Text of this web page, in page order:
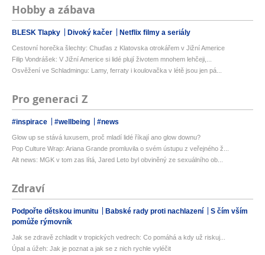
Hobby a zábava
BLESK Tlapky Divoký kačer Netflix filmy a seriály
Cestovní horečka šlechty: Chuďas z Klatovska otrokářem v Jižní Americe
Filip Vondrášek: V Jižní Americe si lidé plují životem mnohem lehčeji,...
Osvěžení ve Schladmingu: Lamy, ferraty i koulovačka v létě jsou jen pá...
Pro generaci Z
#inspirace #wellbeing #news
Glow up se stává luxusem, proč mladí lidé říkají ano glow downu?
Pop Culture Wrap: Ariana Grande promluvila o svém ústupu z veřejného ž...
Alt news: MGK v tom zas lítá, Jared Leto byl obviněný ze sexuálního ob...
Zdraví
Podpořte dětskou imunitu Babské rady proti nachlazení
S čím vším
pomůže rýmovník
Jak se zdravě zchladit v tropických vedrech: Co pomáhá a kdy už riskuj...
Úpal a úžeh: Jak je poznat a jak se z nich rychle vyléčit